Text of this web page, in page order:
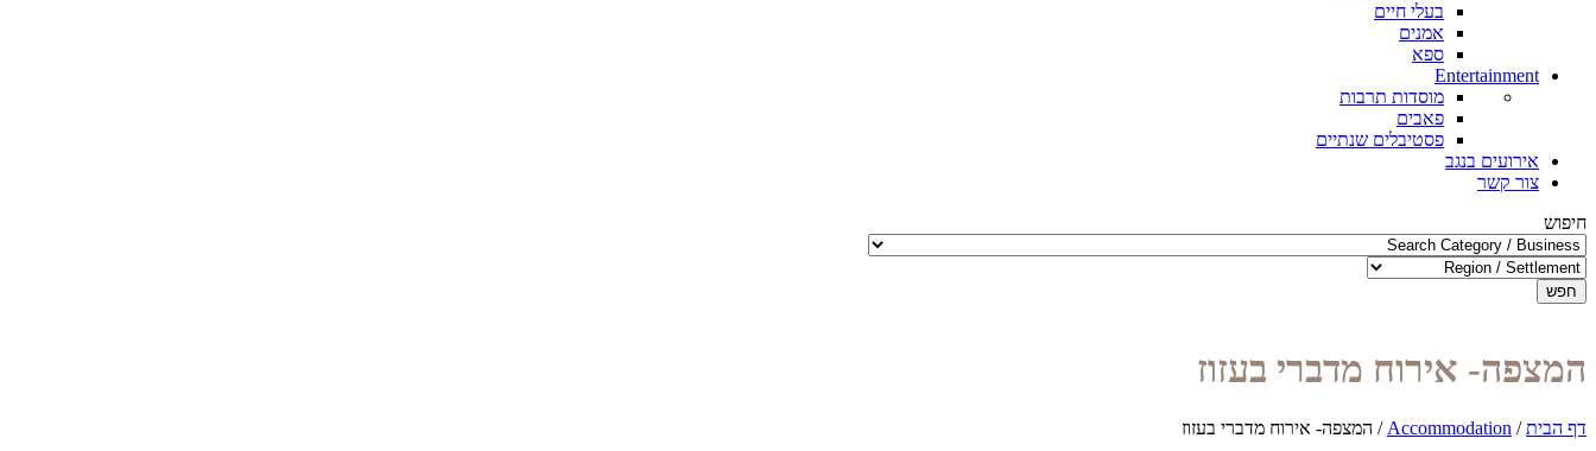
בעלי חיים
אמנים
ספא
Entertainment
מוסדות תרבות
פאבים
פסטיבלים שנתיים
אירועים בנגב
צור קשר
חיפוש
חפש
המצפה- אירוח מדברי בעזוז
דף הבית/
Accommodation
/ המצפה- אירוח מדברי בעזוז